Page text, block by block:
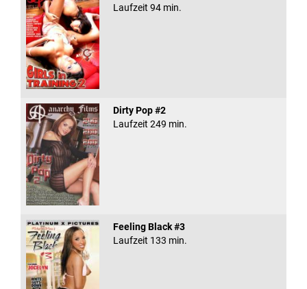
Laufzeit 94 min.
Dirty Pop #2
Laufzeit 249 min.
Feeling Black #3
Laufzeit 133 min.